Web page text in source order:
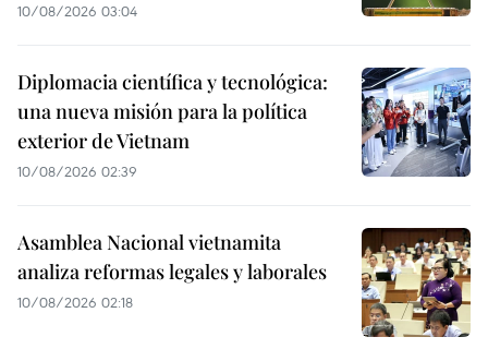
10/08/2026 03:04
Diplomacia científica y tecnológica:
una nueva misión para la política
exterior de Vietnam
10/08/2026 02:39
Asamblea Nacional vietnamita
analiza reformas legales y laborales
10/08/2026 02:18